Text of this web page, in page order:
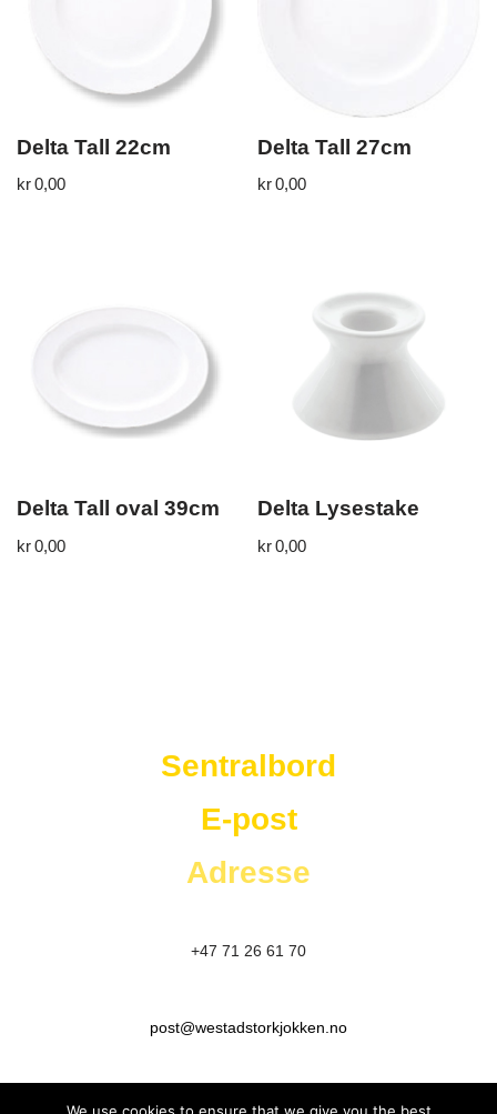
Delta Tall 22cm
kr0,00
Delta Tall 27cm
kr0,00
Delta Tall oval 39cm
kr0,00
Delta Lysestake
kr0,00
Sentralbord
E-post
Adresse
+47 71 26 61 70
post@westadstorkjokken.no
Elnesvågen: Tornesvegen 241 6440 Elnesvågen